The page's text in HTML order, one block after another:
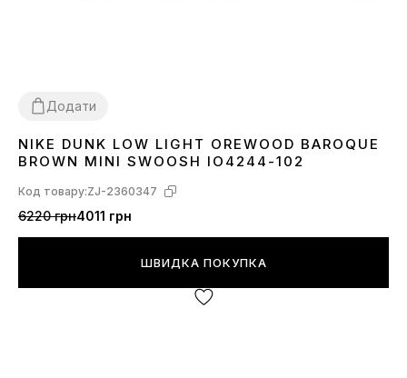
Додати
3637 383940 4142 43 44 45
NIKE DUNK LOW LIGHT OREWOOD BAROQUE
BROWN MINI SWOOSH IO4244-102
Код товару:ZJ-2360347
6220 грн4011 грн
ШВИДКА ПОКУПКА